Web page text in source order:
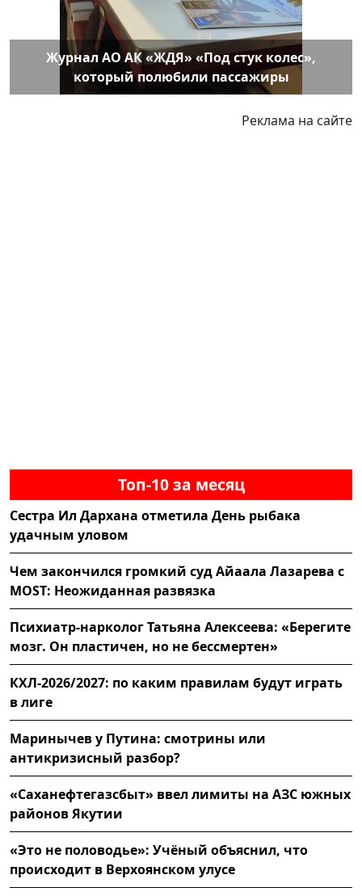
Журнал АО АК «ЖДЯ» «Под стук колес»,
который полюбили пассажиры
Реклама на сайте
Топ-10 за месяц
Сестра Ил Дархана отметила День рыбака
удачным уловом
Чем закончился громкий суд Айаала Лазарева с
MOST: Неожиданная развязка
Психиатр-нарколог Татьяна Алексеева: «Берегите
мозг. Он пластичен, но не бессмертен»
КХЛ-2026/2027: по каким правилам будут играть
в лиге
Маринычев у Путина: смотрины или
антикризисный разбор?
«Саханефтегазсбыт» ввел лимиты на АЗС южных
районов Якутии
«Это не половодье»: Учёный объяснил, что
происходит в Верхоянском улусе